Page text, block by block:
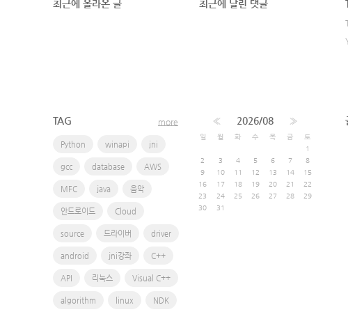
최근에 올라온 글 최근에 달린 댓글
TAG
Python winapi jni
gcc database AWS
MFC java 음악
안드로이드 Cloud
source 드라이버 driver
android jni강좌 C++
API 리눅스 Visual C++
algorithm linux NDK
more « 2026/08 »
일 월 화 수 목 금
토
1
2
3 4 5 6 7
8
9
10 11 12 13 14
15
16
17 18 19 20 21
22
23
24 25 26 27 28
29
30
31